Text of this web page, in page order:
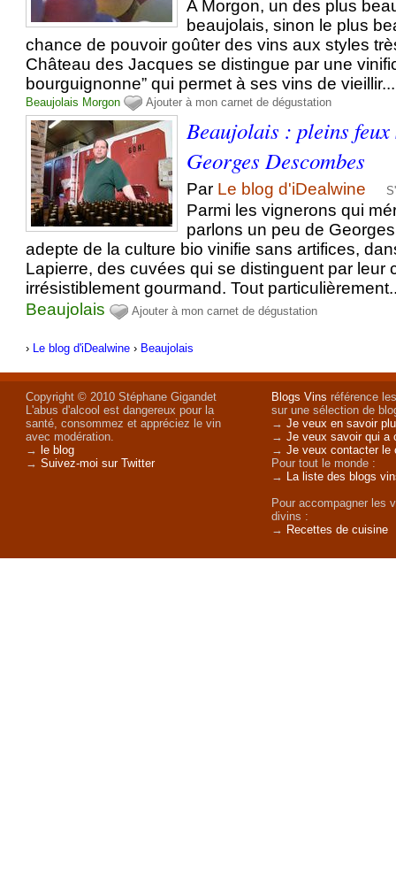
A Morgon, un des plus
beaujolais, sinon le plus
chance de pouvoir goûter des vins aux styles
Château des Jacques se distingue par une
bourguignonne” qui permet à ses vins de vieillir...
Beaujolais Morgon Ajouter à mon carnet de dégustation
Beaujolais : pleins
Georges Descombes
Par Le blog d'iDealwine
Parmi les vignerons qui
parlons un peu de
adepte de la culture bio vinifie sans artifices,
Lapierre, des cuvées qui se distinguent par leur
irrésistiblement gourmand. Tout
Beaujolais
Ajouter à mon carnet de dégustation
› Le blog d'iDealwine › Beaujolais
Copyright © 2010 Stéphane Gigandet
L'abus d'alcool est dangereux pour la
santé, consommez et appréciez le vin
avec modération.
→ le blog
→Suivez-moi sur Twitter
Blogs Vins référence
sur une sélection de
→Je veux en savoir
→Je veux savoir qui a
→Je veux contacter le
Pour tout le monde :
→
La liste des blogs
Pour accompagner les
divins :
→ Recettes de cuisine